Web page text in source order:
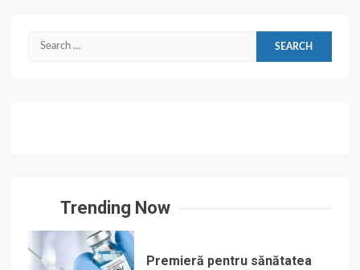
Search
Trending Now
Premieră pentru sănătatea